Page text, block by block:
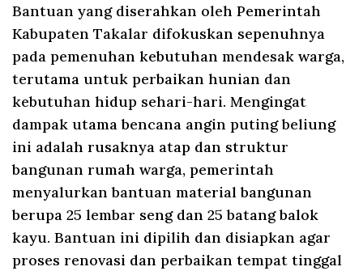
Bantuan yang diserahkan oleh Pemerintah
Kabupaten Takalar difokuskan sepenuhnya
pada pemenuhan kebutuhan mendesak warga,
terutama untuk perbaikan hunian dan
kebutuhan hidup sehari-hari. Mengingat
dampak utama bencana angin puting beliung
ini adalah rusaknya atap dan struktur
bangunan rumah warga, pemerintah
menyalurkan bantuan material bangunan
berupa 25 lembar seng dan 25 batang balok
kayu. Bantuan ini dipilih dan disiapkan agar
proses renovasi dan perbaikan tempat tinggal